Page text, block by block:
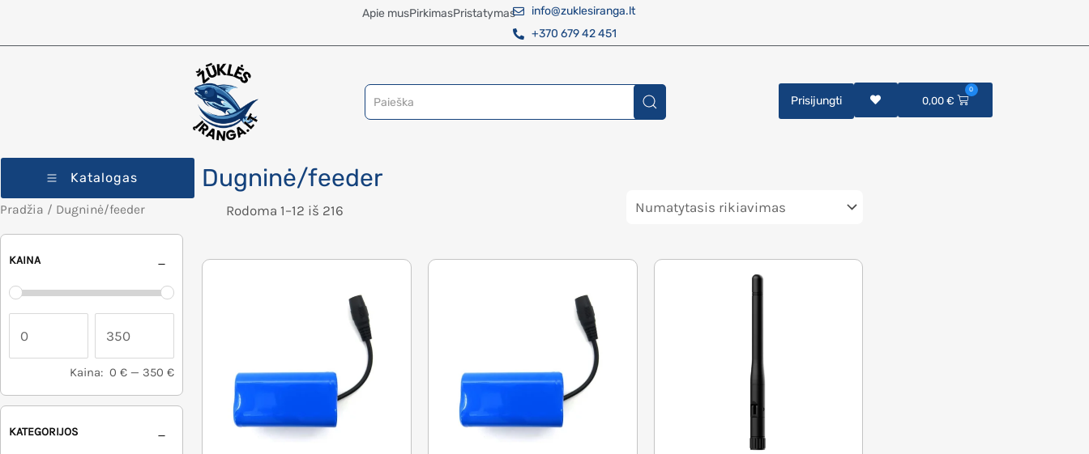
Apie musPirkimasPristatymas
info@zuklesiranga.lt
+370 679 42 451
0,00 €
0
Prisijungti
Katalogas
Pradžia / Dugninė/feeder
KAINA
Kaina: 0 €— 350 €
KATEGORIJOS
Dugninė/feeder
Rodoma 1–12 iš 216